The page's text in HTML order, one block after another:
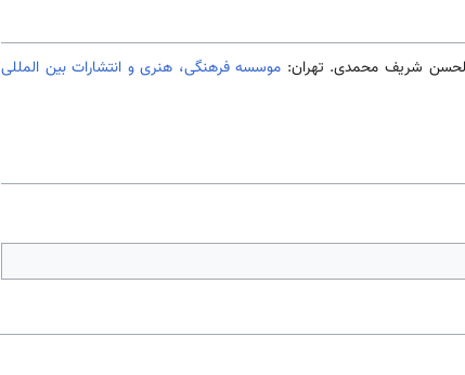
شریف محمدی. تهران: موسسه فرهنگی، هنری و انتشارات بین المللی